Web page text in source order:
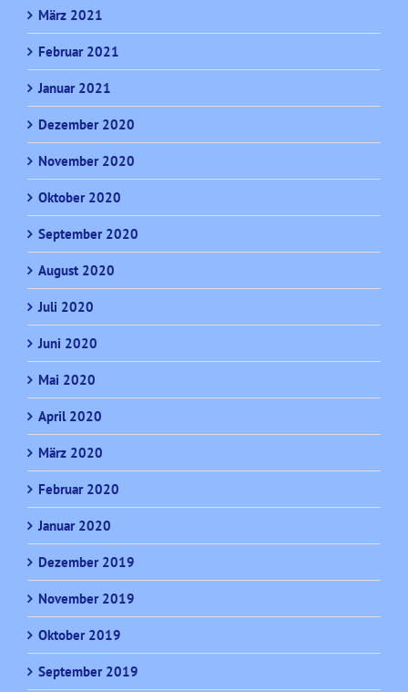
März 2021
Februar 2021
Januar 2021
Dezember 2020
November 2020
Oktober 2020
September 2020
August 2020
Juli 2020
Juni 2020
Mai 2020
April 2020
März 2020
Februar 2020
Januar 2020
Dezember 2019
November 2019
Oktober 2019
September 2019